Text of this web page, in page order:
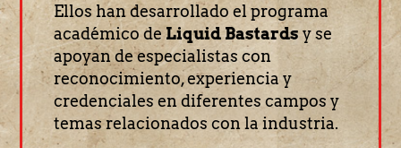
Ellos han desarrollado el programa
académico deLiquid Bastards y se
apoyan de especialistas con
reconocimiento, experiencia y
credenciales en diferentes campos y
temas relacionados con la industria.